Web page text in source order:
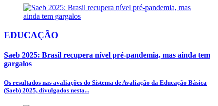
EDUCAÇÃO
Saeb 2025: Brasil recupera nível pré-pandemia, mas ainda tem
gargalos
Os resultados nas avaliações do Sistema de Avaliação da Educação Básica
(Saeb) 2025, divulgados nesta...